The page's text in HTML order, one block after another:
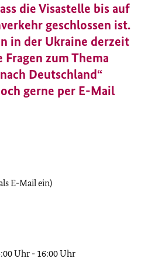
die Visastelle bis auf
geschlossen ist.
in der Ukraine derzeit
zum Thema
Deutschland“
gerne per E-Mail
E-Mail ein)
Uhr - 16:00 Uhr